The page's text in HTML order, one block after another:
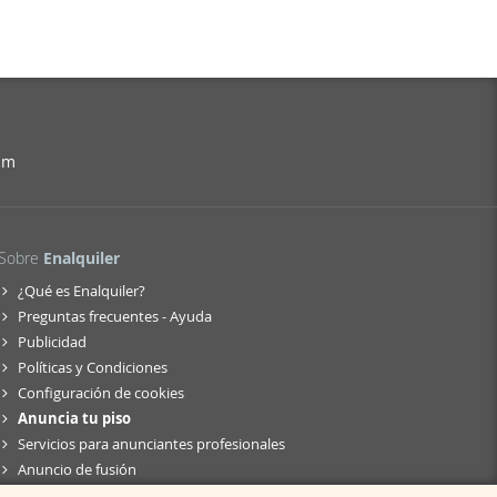
Enalquiler
¿Qué es Enalquiler?
Preguntas frecuentes - Ayuda
Publicidad
Políticas y Condiciones
Configuración de cookies
Anuncia tu piso
Servicios para anunciantes profesionales
Anuncio de fusión